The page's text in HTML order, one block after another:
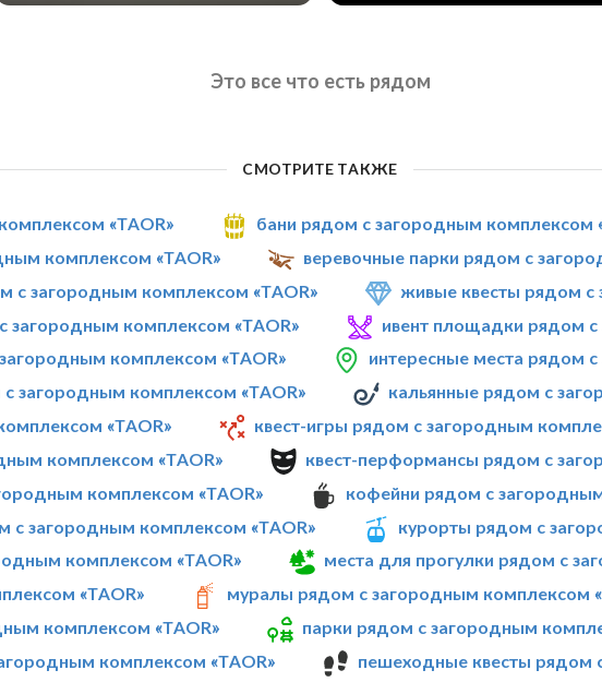
Это все что есть рядом
СМОТРИТЕ ТАКЖЕ
«TAOR»
бани рядом с загородным комплексом
комплексом «TAOR»
веревочные парки рядом с
загородным комплексом «TAOR»
живые квесты рядом с
комплексом «TAOR»
ивент площадки рядом
комплексом «TAOR»
интересные места рядом
загородным комплексом «TAOR»
кальянные рядом с
«TAOR»
квест-игры рядом с загородным
комплексом «TAOR»
квест-перформансы рядом с
комплексом «TAOR»
кофейни рядом с
с загородным комплексом «TAOR»
курорты рядом с
комплексом «TAOR»
места для прогулки рядом с
«TAOR»
муралы рядом с загородным комплексом
комплексом «TAOR»
парки рядом с загородным
комплексом «TAOR»
пешеходные квесты рядом